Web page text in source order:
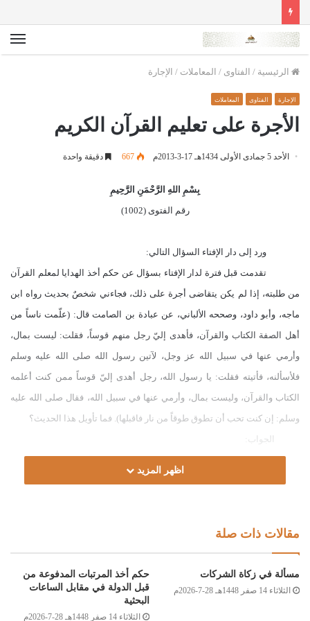
الرئيسية / الفتاوى / المعاملات / الإجارة
الإجارة الفتاوى المعاملات
الأجرة على تعليم القرآن الكريم
الأحد 5 جمادى الأولى 1434هـ 17-3-2013م 667 دقيقة واحدة
بِسْمِ اللهِ الرَّحْمَنِ الرَّحِيمِ
رقم الفتوى (1002)
ورد إلى دار الإفتاء السؤال التالي:
تقدمت قبل فترة لدار الإفتاء بسؤال عن حكم أخذ الهدايا لمعلم القرآن
من طلبته، إذا لم يكن يتقاضى أجرة على ذلك، فجاءني شخصٌ بحديث رواه ابن
ماجه، وأبو داود، وصححه الألباني، عن عبادة بن الصامت قال: (علّمت ناساً من
أهل الصفة الكتاب والقرآن، فأهدى إليّ رجل منهم قوساً، فقلت: ليست بمال،
وأرمي عنها في سبيل الله عز وجل، لآتين رسول الله صلى الله عليه وسلم
فلأسألنه، فأتيته فقلت: يا رسول الله، رجل أهدى إليّ قوساً ممن كنت أعلمه
الكتاب والقرآن، وليست بمال، وأرمي عنها في سبيل الله، فقال صلى الله عليه
وسلم: إن كنت تحب أن تطوق طوقاً من نار فاقبلها). فما تأويل هذا الحديث؟
الجواب:
الحمد لله، والصلاة والسلام على رسول الله، وعلى آله وصحبه ومن والاه.
وسلم مَرُّوا بِمَاءٍ، فِيهِمْ لَدِيغٌ ، فَعَرَضَ لَهُمْ رَجُلٌ مِنْ أَهْلِ الْمَاءِ فَقَالَ: هَلْ فِيكُمْ مِنْ
رَاقٍ إنَّ فِي الْمَاءِ رَجُلاً لَدِيغًا؟ فَانْطَلَقَ رَجُلٌ مِنْهُمْ فَقَرَأَ بِفَاتِحَةِ الْكِتَابِ عَلَى شَاءٍ [أي
اظهر المزيد
مقالات ذات صلة
مسألة في زكاة الشركات
الثلاثاء 14 صفر 1448هـ 28-7-2026م
حكم أخذ المرتبات المدفوعة من
قبل الدولة في مقابل الساعات
البحثية
الثلاثاء 14 صفر 1448هـ 28-7-2026م